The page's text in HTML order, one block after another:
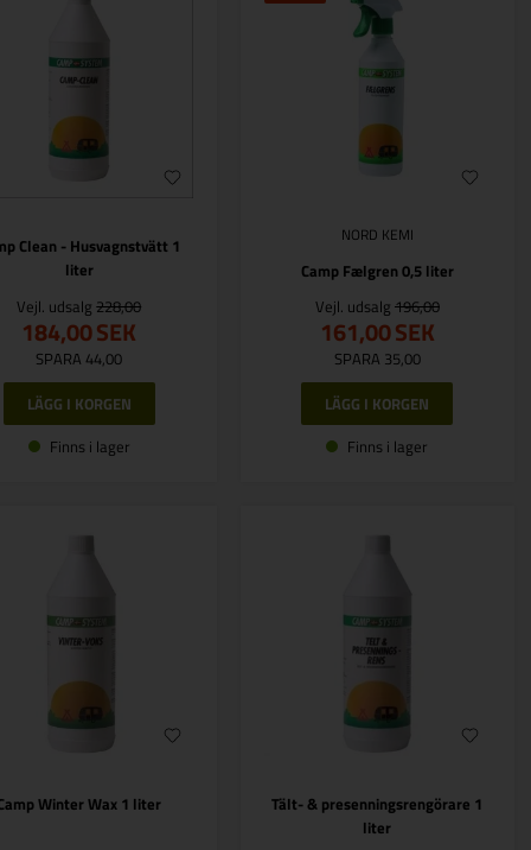
Clean - Husvagnstvätt 1
liter
Vejl. udsalg228,00
184,00SEK
SPARA 44,00
Finns i lager
NORD KEMI
Camp Fælgren 0,5 liter
Vejl. udsalg 196,00
161,00SEK
SPARA 35,00
Finns i lager
Winter Wax 1 liter
Tält- & presenningsrengörare 1
liter